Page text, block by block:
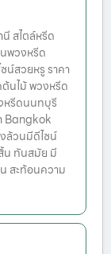
สไตล์หรีด
พวงหรีด
น์สวยหรู ราคา
นไม้ พวงหรีด
หรีดนนทบุรี
Bangkok
ล้วนมีดีไซน์
น ทันสมัย มี
สะท้อนความ